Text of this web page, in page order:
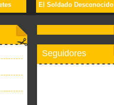
El Soldado Desconocido
Seguidores